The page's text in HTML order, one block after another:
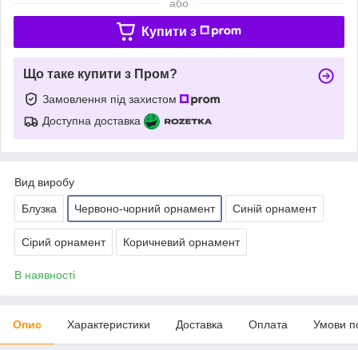
або
Купити з
Що таке купити з Пром?
Замовлення під захистом
Доступна доставка
Вид виробу
Блузка Червоно-чорний орнамент Синій орнамент
Сірий орнамент Коричневий орнамент
В наявності
Опис Характеристики Доставка Оплата Умови